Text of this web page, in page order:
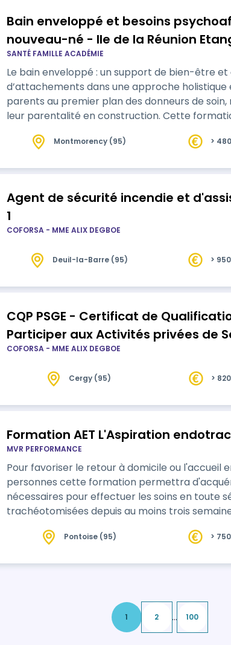
Bain enveloppé et besoins
nouveau-né - Ile de la Réunion
SANTÉ FAMILLE ACADÉMIE
Le bain enveloppé : un support de bien-être
d’attachements dans une approche
parents au premier plan des donneurs de
leur parentalité en construction. Cette formation propose une vision actuelle du
entre le bébé et ses parents, qui promeut le
Montmorency (95) >
Agent de sécurité incendie et
1
COFORSA - MME ALIX DEGBOE
Deuil-la-Barre (95) >
CQP PSGE - Certificat de
Participer aux Activités privées de
Événements.
COFORSA - MME ALIX DEGBOE
Cergy (95) >
Formation AET L'Aspiration
MVR PERFORMANCE
Pour favoriser le retour à domicile ou l'accueil
personnes cette formation permettra d'acquérir les compétences techniques
nécessaires pour effectuer les soins en toute sécurité auprès de personnes
trachéotomisées depuis au moins trois
être flexible, permettant des ajustements
Pontoise (95) >
1 2 ... 100